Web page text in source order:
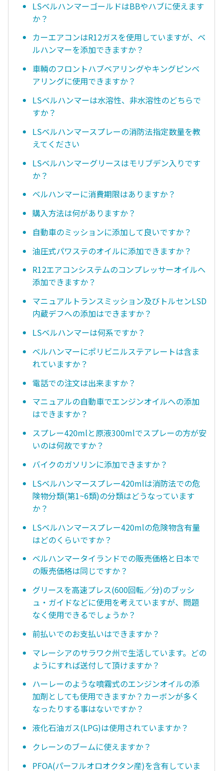
LSベルハンマーゴールドはBBやハブに使えます
か？
カーエアコンはR12ガスを使用していますが、ベ
ルハンマーを添加できますか？
車輌のフロントハブベアリングやキングピンベ
アリングに使用できますか？
LSベルハンマーは水溶性、非水溶性のどちらで
すか？
LSベルハンマースプレーの消防法指定数量を教
えてください
LSベルハンマーグリースはモリブデン入りです
か？
ベルハンマーに消費期限はありますか？
購入方法は何がありますか？
自動車のミッションに添加して良いですか？
油圧式パワステのオイルに添加できますか？
R12エアコンシステムのコンプレッサーオイルへ
添加できますか？
マニュアルトランスミッション及びトルセンLSD
内蔵デフへの添加はできますか？
LSベルハンマーは何系ですか？
ベルハンマーにポリビニルステアレートは含ま
れていますか？
電話での注文は出来ますか？
マニュアルの自動車でエンジンオイルへの添加
はできますか？
スプレー420mlと原液300mlでスプレーの方が安
いのは何故ですか？
バイクのガソリンに添加できますか？
LSベルハンマースプレー420mlは消防法での危
険物分類(第1~6類)の分類はどうなっています
か？
LSベルハンマースプレー420mlの危険物含有量
はどのくらいですか？
ベルハンマータイランドでの販売価格と日本で
の販売価格は同じですか？
グリースを高速プレス(600回転／分)のブッシ
ュ・ガイドなどに使用を考えていますが、問題
なく使用できるでしょうか？
前払いでのお支払いはできますか？
マレーシアのサラワク州で生活しています。どの
ようにすれば送付して頂けますか？
ハーレーのような噴霧式のエンジンオイルの添
加剤としても使用できますか？カーボンが多く
なったりする事はないですか？
液化石油ガス(LPG)は使用されていますか？
クレーンのブームに使えますか？
PFOA(パーフルオロオクタン産)を含有していま